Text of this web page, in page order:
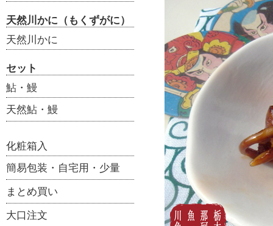
天然川かに（もくずがに）
天然川かに
セット
鮎・鰻
天然鮎・鰻
化粧箱入
簡易包装・自宅用・少量
まとめ買い
大口注文